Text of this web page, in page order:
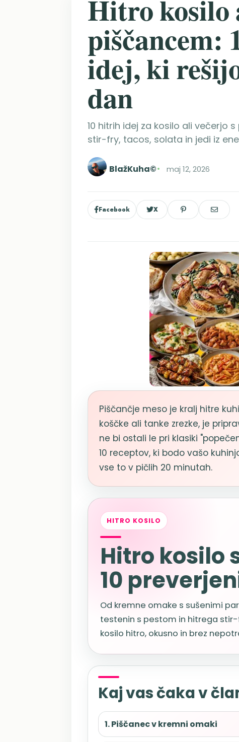
Hitro kosilo
piščancem:
idej, ki
dan
10 hitrih idej za kosilo ali večerjo
stir-fry, tacos, solata in jedi iz
BlažKuha© maj 12, 2026
Facebook X
Piščančje meso je kralj hitre
koščke ali tanke zrezke, je
ne bi ostali le pri klasiki
10 receptov, ki bodo vašo
vse to v pičlih 20 minutah.
HITRO KOSILO
Hitro kosilo
10
Od kremne omake s sušenimi
testenin s pestom in hitrega stir-
kosilo hitro, okusno in brez
Kaj vas čaka v
1. Piščanec v kremni omaki